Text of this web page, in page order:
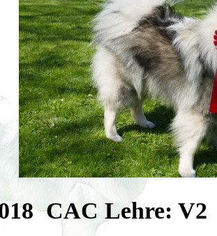
CAC Lehre: V2